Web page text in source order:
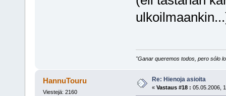
"Ganar queremos todos, pero sólo
HannuTouru
Viestejä: 2160
Re: Hienoja asioita
« Vastaus #18 : 05.05.2006,